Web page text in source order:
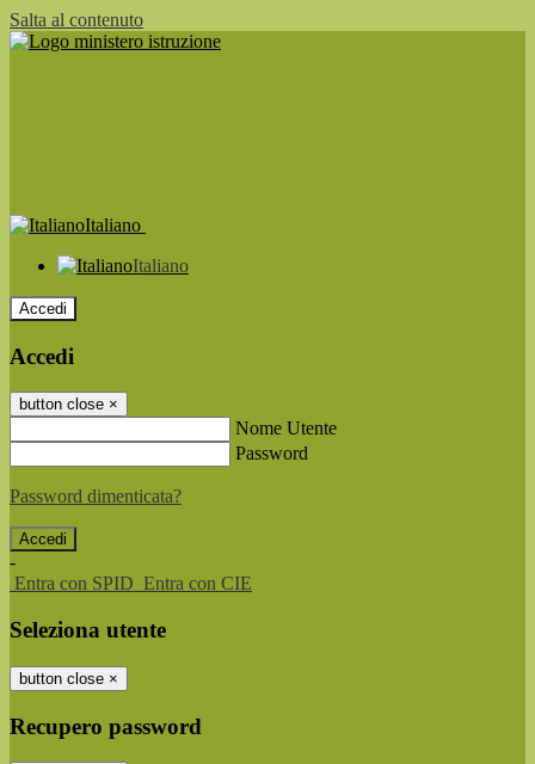
Salta al contenuto
Italiano
Italiano
Accedi
Accedi
button close ×
Nome Utente
Password
Password dimenticata?
-
Entra con SPID Entra con CIE
Seleziona utente
button close ×
Recupero password